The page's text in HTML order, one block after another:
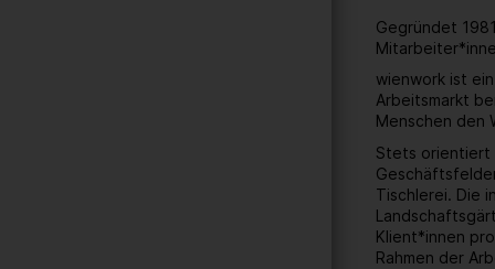
Gegründet
wienwork ist
Arbeitsmarkt
Menschen den
Stets orientiert
Tischlerei. Die
Klient*innen
Rahmen der